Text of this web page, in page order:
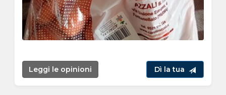
Leggi le opinioni Dì la tua